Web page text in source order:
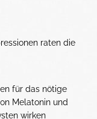
raten die
für das nötige
Melatonin und
wirken